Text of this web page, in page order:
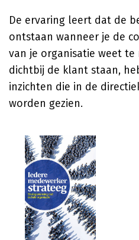
De ervaring leert dat de
ontstaan wanneer je de
van je organisatie weet te
dichtbij de klant staan,
inzichten die in de
worden gezien.